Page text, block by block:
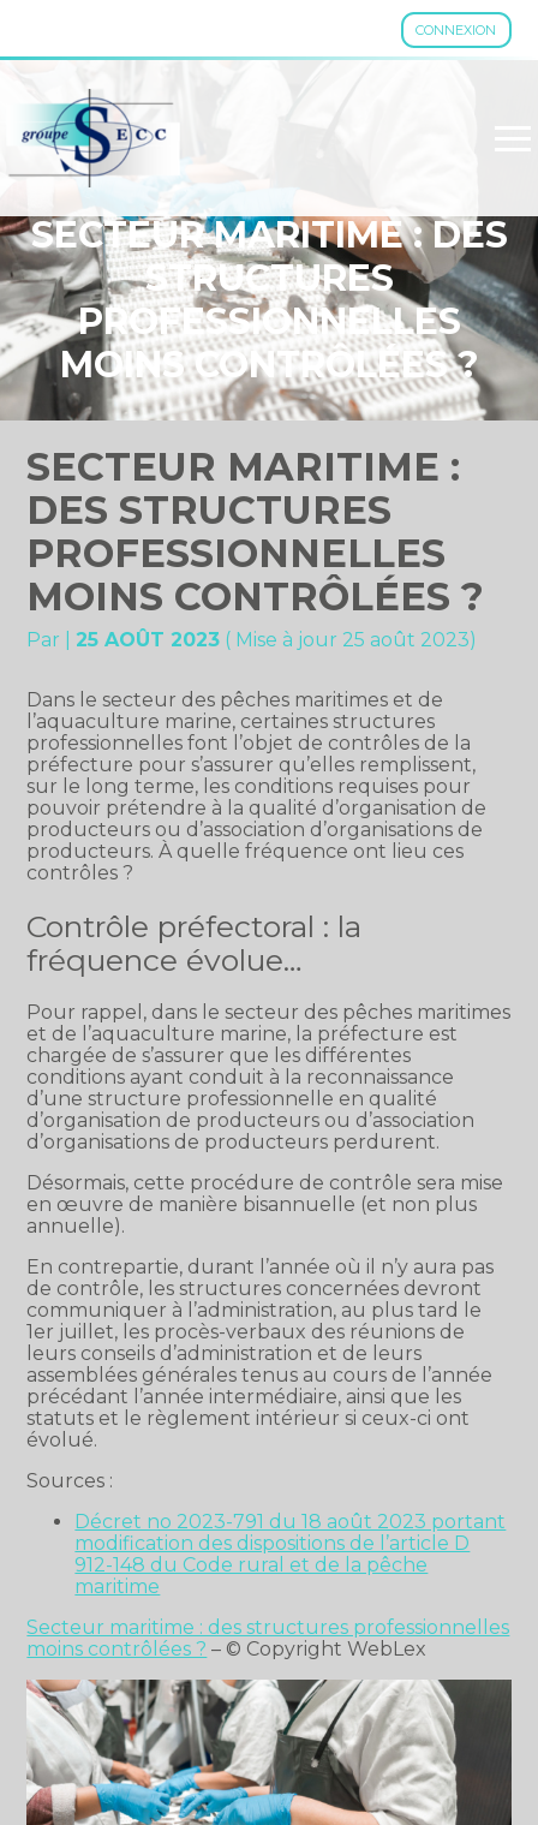
CONNEXION
Aller
SECTEUR MARITIME : DES
STRUCTURES
PROFESSIONNELLES
MOINS CONTRÔLÉES ?
SECTEUR MARITIME :
DES STRUCTURES
PROFESSIONNELLES
MOINS CONTRÔLÉES ?
Par 25 AOÛT 2023 ( Mise à jour 25 août 2023)
Dans le secteur des pêches maritimes et de
l’aquaculture marine, certaines structures
professionnelles font l’objet de contrôles de la
préfecture pour s’assurer qu’elles remplissent,
sur le long terme, les conditions requises pour
pouvoir prétendre à la qualité d’organisation de
producteurs ou d’association d’organisations de
producteurs. À quelle fréquence ont lieu ces
contrôles ?
Contrôle préfectoral : la
fréquence évolue…
Pour rappel, dans le secteur des pêches maritimes
et de l’aquaculture marine, la préfecture est
chargée de s’assurer que les différentes
conditions ayant conduit à la reconnaissance
d’une structure professionnelle en qualité
d’organisation de producteurs ou d’association
d’organisations de producteurs perdurent.
Désormais, cette procédure de contrôle sera mise
en œuvre de manière bisannuelle (et non plus
annuelle).
En contrepartie, durant l’année où il n’y aura pas
de contrôle, les structures concernées devront
communiquer à l’administration, au plus tard le
1er juillet, les procès-verbaux des réunions de
leurs conseils d’administration et de leurs
assemblées générales tenus au cours de l’année
précédant l’année intermédiaire, ainsi que les
statuts et le règlement intérieur si ceux-ci ont
évolué.
Sources :
Décret no 2023-791 du 18 août 2023 portant
modification des dispositions de l’article D
912-148 du Code rural et de la pêche
maritime
Secteur maritime : des structures professionnelles
moins contrôlées ? – © Copyright WebLex